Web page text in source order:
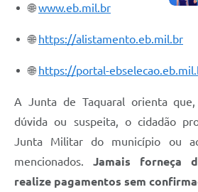
🌐www.eb.mil.br
🌐 https://alistamento.eb.mil.br
🌐 https://portal-
A Junta de Taquaral orienta
dúvida ou suspeita, o cidadão
Junta Militar do município ou
mencionados. Jamais forneça
realize pagamentos sem